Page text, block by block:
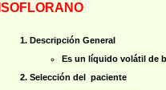
ISOFLORANO
Descripción General
Es un líquido volátil de
Selección del paciente